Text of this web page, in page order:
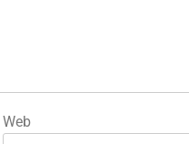
Web